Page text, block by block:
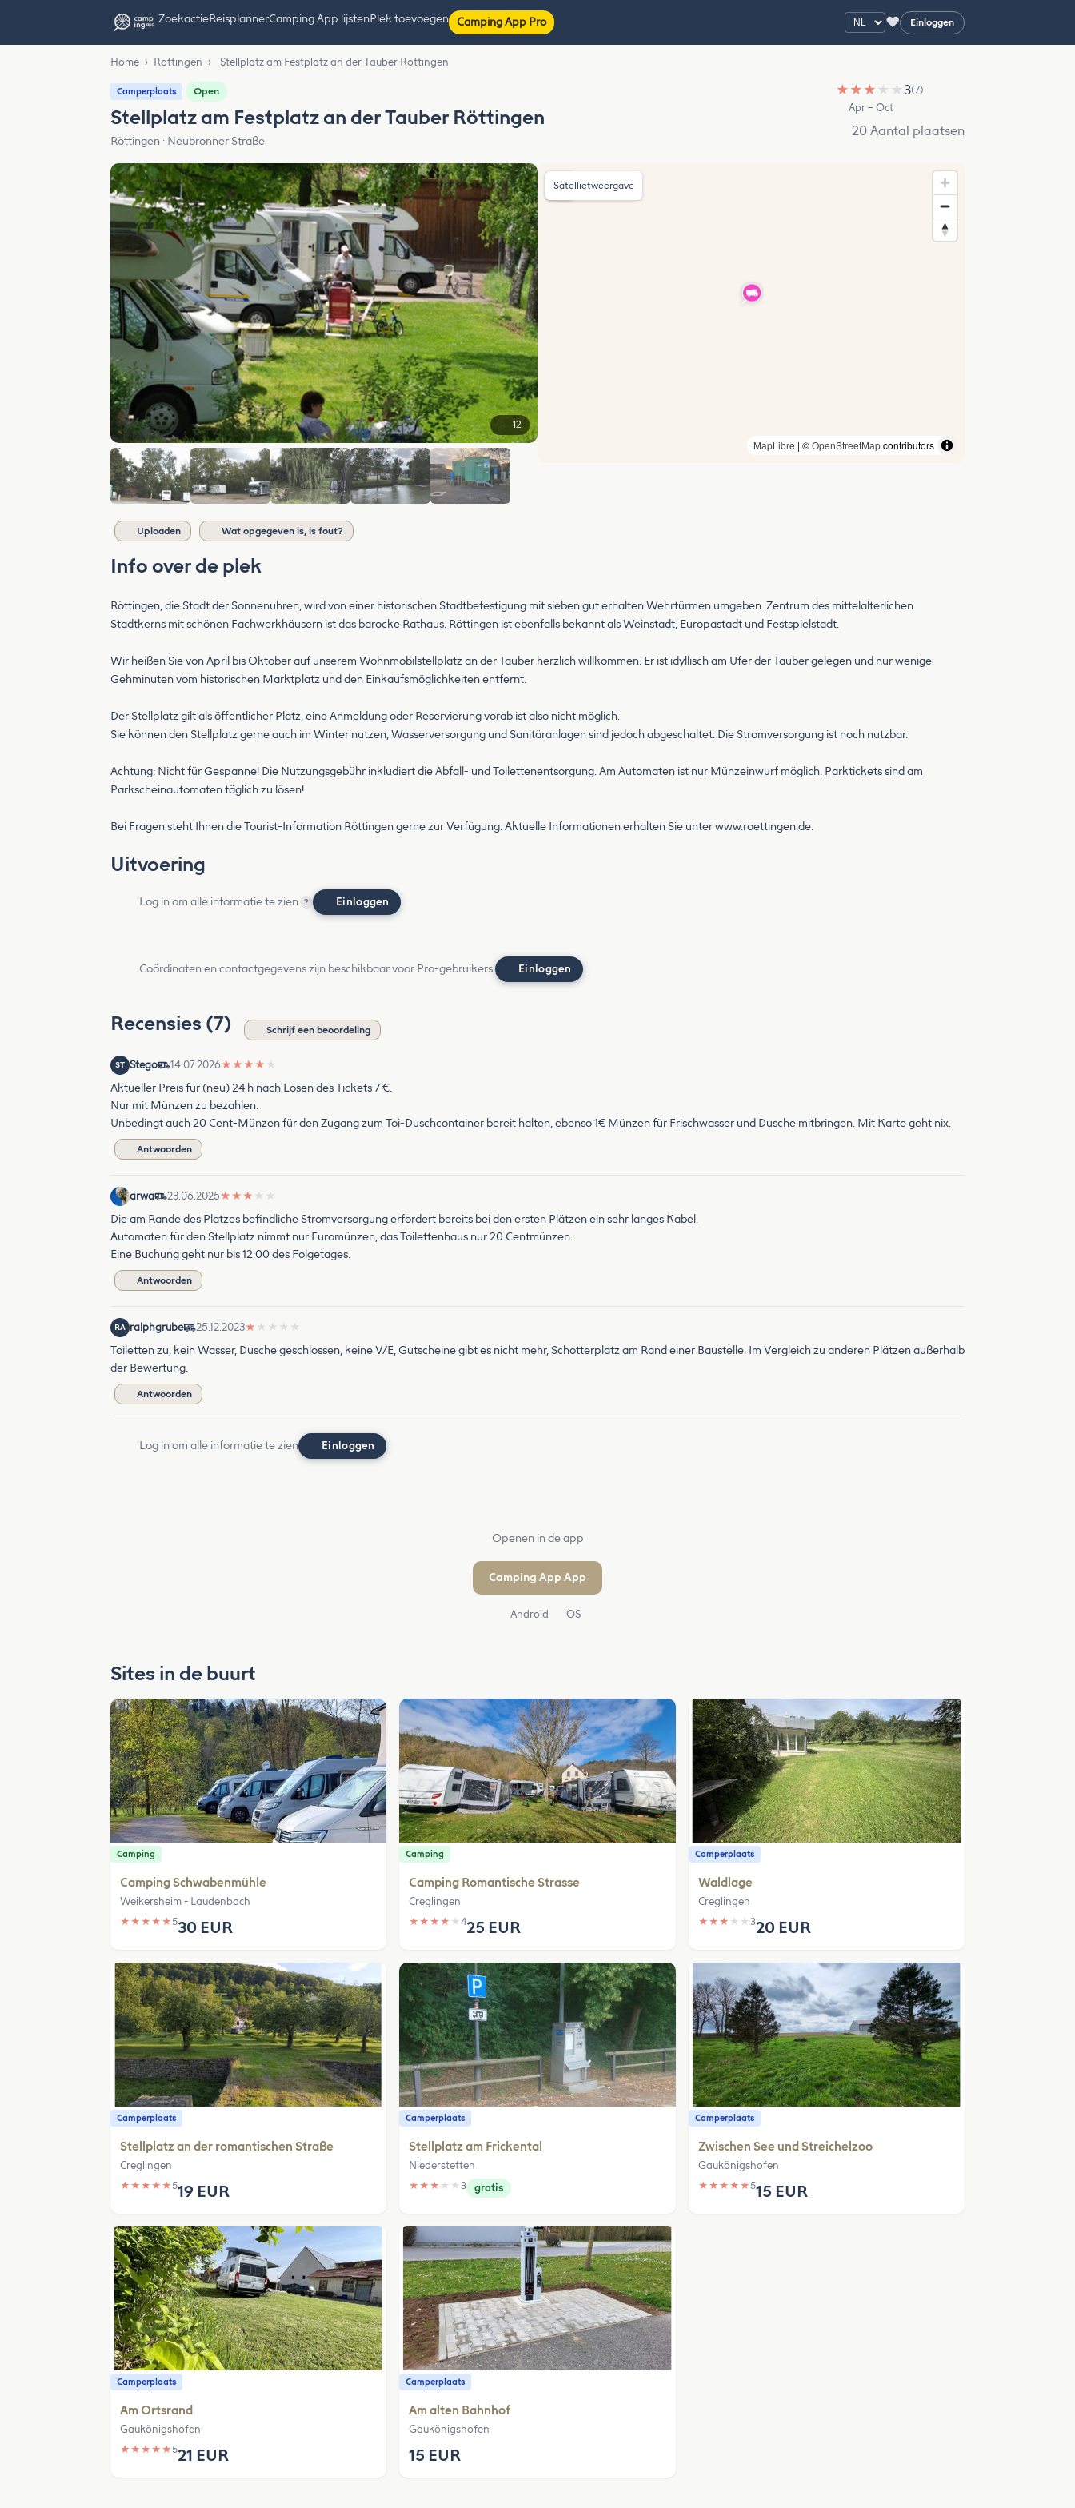
ZoekactieReisplannerCamping App lijstenPlek toevoegen Camping App Pro ♥ Einloggen
Home › Röttingen › Stellplatz am Festplatz an der Tauber Röttingen
Camperplaats Open
Stellplatz am Festplatz an der Tauber Röttingen
Röttingen · Neubronner Straße
★ ★ ★ ★ ★3(7)
Apr – Oct
20 Aantal plaatsen
12
MapLibre | ©OpenStreetMapcontributors
Satellietweergave
Uploaden Wat opgegeven is, is fout?
Info over de plek
Röttingen, die Stadt der Sonnenuhren, wird von einer historischen Stadtbefestigung mit sieben gut erhalten Wehrtürmen umgeben. Zentrum des mittelalterlichen
Stadtkerns mit schönen Fachwerkhäusern ist das barocke Rathaus. Röttingen ist ebenfalls bekannt als Weinstadt, Europastadt und Festspielstadt.
Wir heißen Sie von April bis Oktober auf unserem Wohnmobilstellplatz an der Tauber herzlich willkommen. Er ist idyllisch am Ufer der Tauber gelegen und nur wenige
Gehminuten vom historischen Marktplatz und den Einkaufsmöglichkeiten entfernt.
Der Stellplatz gilt als öffentlicher Platz, eine Anmeldung oder Reservierung vorab ist also nicht möglich.
Sie können den Stellplatz gerne auch im Winter nutzen, Wasserversorgung und Sanitäranlagen sind jedoch abgeschaltet. Die Stromversorgung ist noch nutzbar.
Achtung: Nicht für Gespanne! Die Nutzungsgebühr inkludiert die Abfall- und Toilettenentsorgung. Am Automaten ist nur Münzeinwurf möglich. Parktickets sind am
Parkscheinautomaten täglich zu lösen!
Bei Fragen steht Ihnen die Tourist-Information Röttingen gerne zur Verfügung. Aktuelle Informationen erhalten Sie unter www.roettingen.de.
Uitvoering
Log in om alle informatie te zien ? Einloggen
Coördinaten en contactgegevens zijn beschikbaar voor Pro-gebruikers. Einloggen
Recensies (7) Schrijf een beoordeling
ST Stego 14.07.2026★ ★ ★ ★ ★
Aktueller Preis für (neu) 24 h nach Lösen des Tickets 7 €.
Nur mit Münzen zu bezahlen.
Unbedingt auch 20 Cent-Münzen für den Zugang zum Toi-Duschcontainer bereit halten, ebenso 1€ Münzen für Frischwasser und Dusche mitbringen. Mit Karte geht nix.
Antwoorden
arwa 23.06.2025★ ★ ★ ★ ★
Die am Rande des Platzes befindliche Stromversorgung erfordert bereits bei den ersten Plätzen ein sehr langes Kabel.
Automaten für den Stellplatz nimmt nur Euromünzen, das Toilettenhaus nur 20 Centmünzen.
Eine Buchung geht nur bis 12:00 des Folgetages.
Antwoorden
RA ralphgrube 25.12.2023★ ★ ★ ★ ★
Toiletten zu, kein Wasser, Dusche geschlossen, keine V/E, Gutscheine gibt es nicht mehr, Schotterplatz am Rand einer Baustelle. Im Vergleich zu anderen Plätzen außerhalb
der Bewertung.
Antwoorden
Log in om alle informatie te zien Einloggen
Openen in de app
Camping App App
Android iOS
Sites in de buurt
Camping
Camping Schwabenmühle
Weikersheim - Laudenbach
★ ★ ★ ★ ★530 EUR
Camping
Camping Romantische Strasse
Creglingen
★ ★ ★ ★ ★425 EUR
Camperplaats
Waldlage
Creglingen
★ ★ ★ ★ ★ 320 EUR
Camperplaats
Stellplatz an der romantischen Straße
Creglingen
★ ★ ★ ★ ★519 EUR
Camperplaats
Stellplatz am Frickental
Niederstetten
★ ★ ★ ★ ★3 gratis
Camperplaats
Zwischen See und Streichelzoo
Gaukönigshofen
★ ★ ★ ★ ★515 EUR
Camperplaats
Am Ortsrand
Gaukönigshofen
★ ★ ★ ★ ★521 EUR
Camperplaats
Am alten Bahnhof
Gaukönigshofen
15 EUR